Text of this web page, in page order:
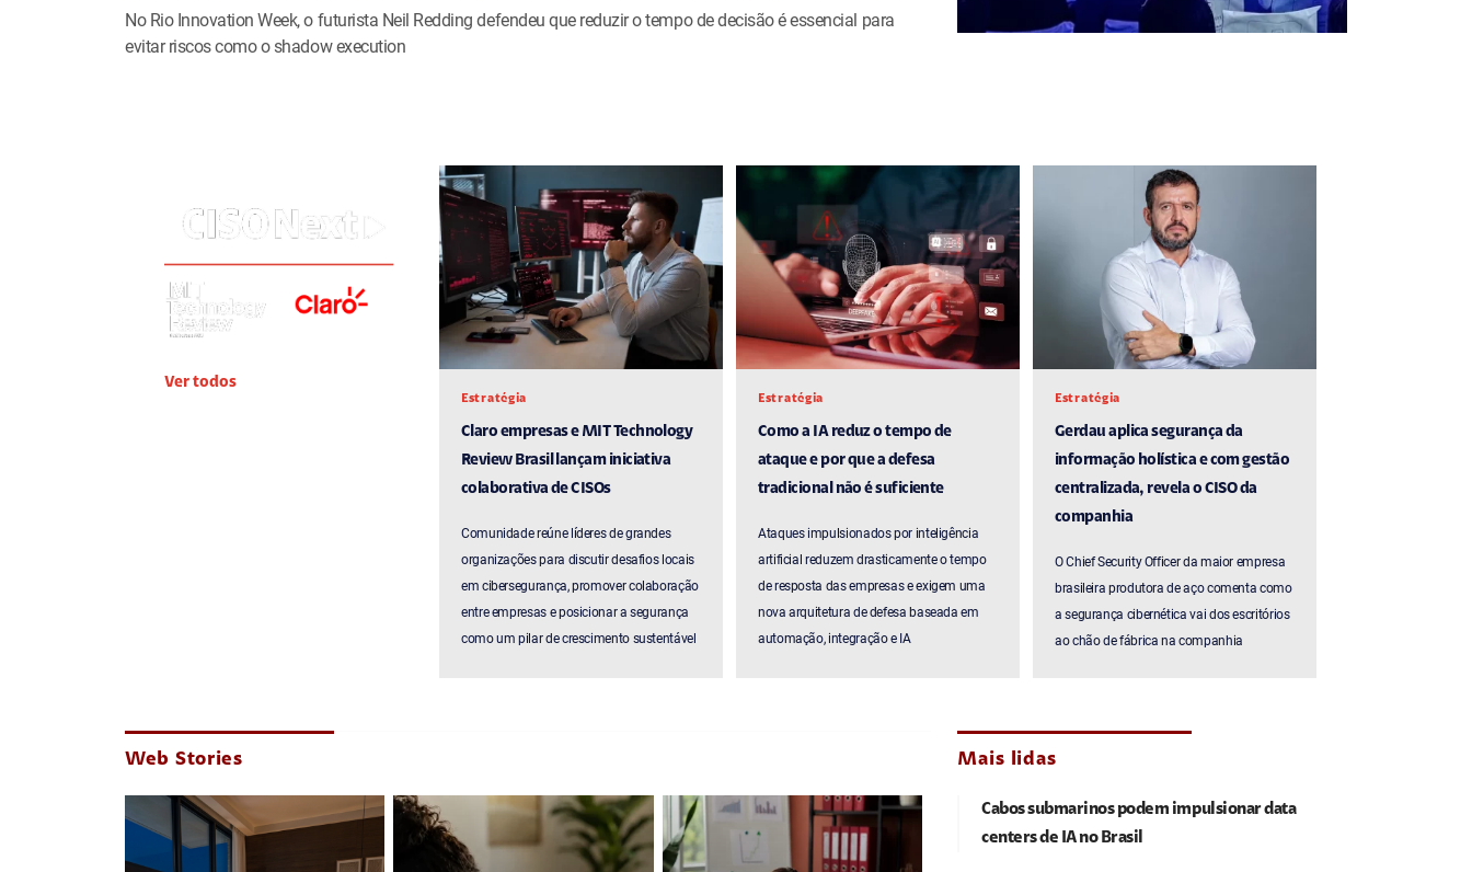
No Rio Innovation Week, o futurista Neil Redding defendeu que reduzir o tempo de decisão é essencial para
evitar riscos como o shadow execution
Ver todos
Estratégia
Claro empresas e MIT Technology
Review Brasil lançam iniciativa
colaborativa de CISOs
Comunidade reúne líderes de grandes
organizações para discutir desafios locais
em cibersegurança, promover colaboração
entre empresas e posicionar a segurança
como um pilar de crescimento sustentável
Estratégia
Como a IA reduz o tempo de
ataque e por que a defesa
tradicional não é suficiente
Ataques impulsionados por inteligência
artificial reduzem drasticamente o tempo
de resposta das empresas e exigem uma
nova arquitetura de defesa baseada em
automação, integração e IA
Estratégia
Gerdau aplica segurança da
informação holística e com gestão
centralizada, revela o CISO da
companhia
O Chief Security Officer da maior empresa
brasileira produtora de aço comenta como
a segurança cibernética vai dos escritórios
ao chão de fábrica na companhia
Web Stories Mais lidas
Cabos submarinos podem impulsionar data
centers de IA no Brasil